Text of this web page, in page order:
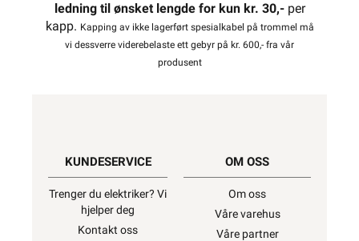
ledning til ønsket lengde for kun kr. 30,-per
kapp. Kapping av ikke lagerført spesialkabel på trommel må
vi dessverre viderebelaste ett gebyr på kr. 600,- fra vår
produsent
KUNDESERVICE
Trenger du elektriker? Vi
hjelper deg
Kontakt oss
OM OSS
Om oss
Våre varehus
Våre partner